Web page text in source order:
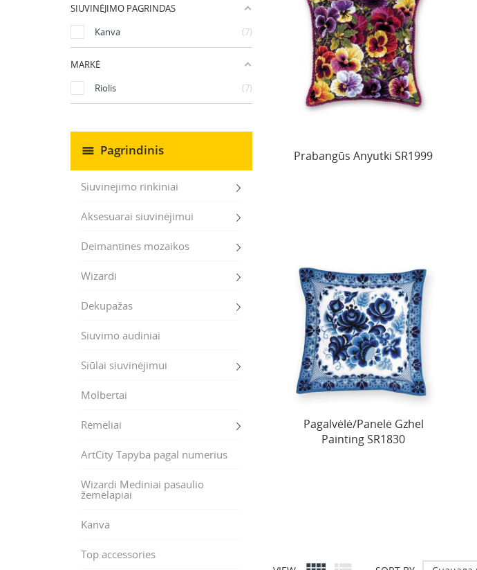
SIUVINĖJIMO PAGRINDAS
Kanva
7
MARKĖ
Riolis
7
Pagrindinis
Siuvinėjimo rinkiniai
Aksesuarai siuvinėjimui
Deimantines mozaikos
Wizardi
Dekupažas
Siuvimo audiniai
Siūlai siuvinėjimui
Molbertai
Rėmeliai
ArtCity Tapyba pagal numerius
Wizardi Mediniai pasaulio
žemėlapiai
Kanva
Top accessories
Prabangūs Anyutki SR1999
Pagalvėlė/Panelė Gzhel
Painting SR1830